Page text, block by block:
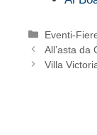
Categorie
Eventi-
All’asta da
Villa